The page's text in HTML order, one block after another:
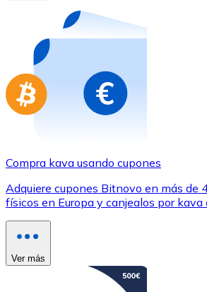
Compra tarjetas regalo de tus
Ir a la tienda de tarjetas regalo
Compra kava usando cupones
Adquiere cupones Bitnovo en más de
físicos en Europa y canjealos por kava
Ver más